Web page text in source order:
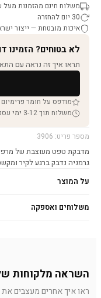
משלוח חינם מהזמנות מעל 300₪
30 יום להחזרה
איכות מובטחת — ייצור
לא בטוחים? הזמינו
תראו איך זה נראה עם
מודפס על חומר
משלוח תוך 3-12 ימי עסקים
מספר פריט: 3906
מדבקת טפט מעוצבת של
גרמניה נדבק ברגע לקיר
על המוצר
משלוחים ואספקה
השראה מלקוחות
ראו איך אחרים מעצבים